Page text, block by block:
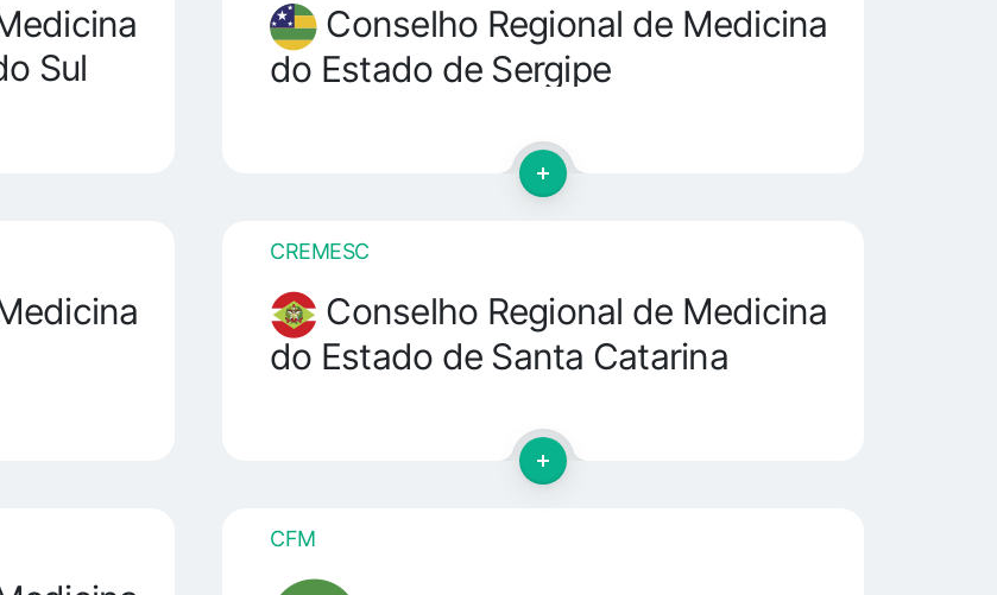
Sul
Conselho Regional de Medicina
do Estado de Sergipe
CREMESC
Conselho Regional de Medicina
do Estado de Santa Catarina
CFM